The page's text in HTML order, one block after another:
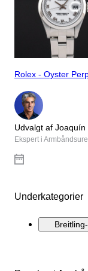
Rolex - Oyster
Udvalgt af
Ekspert i Armbåndsure
Underkategorier